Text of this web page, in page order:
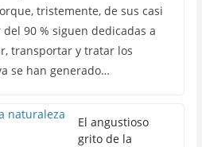
tristemente, de sus casi
90 % siguen dedicadas a
transportar y tratar los
se han generado…
El angustioso
grito de la